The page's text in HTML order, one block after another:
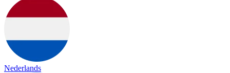
Nederlands